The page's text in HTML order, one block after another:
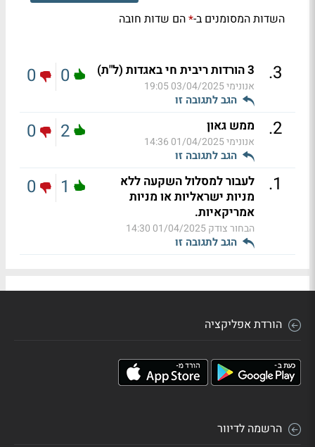
השדות המסומנים ב-*הם שדות חובה
3
. 3 הורדות ריבית חי באגדות (ל"ת)
אנונימי03/04/2025 19:05
הגב לתגובה זו
0
0
2
. ממש גאון
אנונימי01/04/2025 14:36
הגב לתגובה זו
2
0
1
.
לעבור למסלול השקעה ללא
מניות ישראליות או מניות
אמריקאיות.
הבחור צודק01/04/2025 14:30
הגב לתגובה זו
1
0
הורדת אפליקציה
הרשמה לדיוור